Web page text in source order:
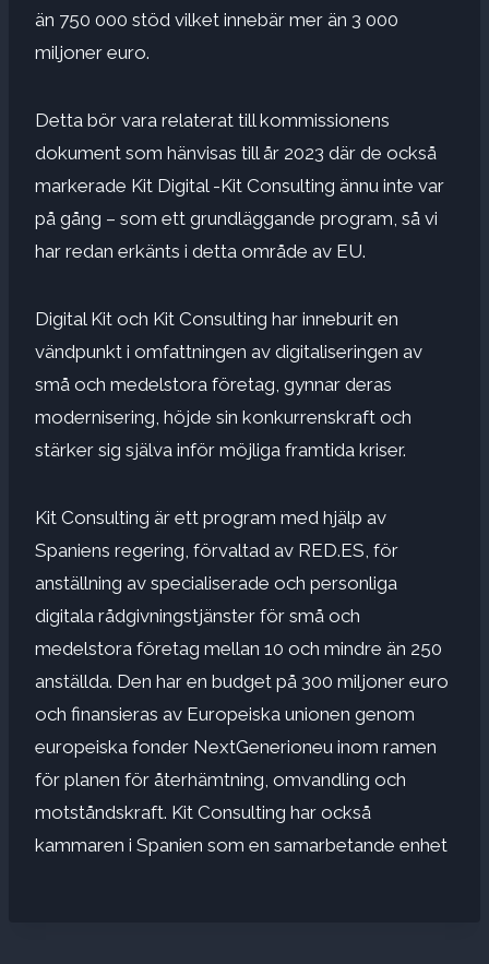
än 750 000 stöd vilket innebär mer än 3 000
miljoner euro.
Detta bör vara relaterat till kommissionens
dokument som hänvisas till år 2023 där de också
markerade Kit Digital -Kit Consulting ännu inte var
på gång – som ett grundläggande program, så vi
har redan erkänts i detta område av EU.
Digital Kit och Kit Consulting har inneburit en
vändpunkt i omfattningen av digitaliseringen av
små och medelstora företag, gynnar deras
modernisering, höjde sin konkurrenskraft och
stärker sig själva inför möjliga framtida kriser.
Kit Consulting är ett program med hjälp av
Spaniens regering, förvaltad av RED.ES, för
anställning av specialiserade och personliga
digitala rådgivningstjänster för små och
medelstora företag mellan 10 och mindre än 250
anställda. Den har en budget på 300 miljoner euro
och finansieras av Europeiska unionen genom
europeiska fonder NextGenerioneu inom ramen
för planen för återhämtning, omvandling och
motståndskraft. Kit Consulting har också
kammaren i Spanien som en samarbetande enhet